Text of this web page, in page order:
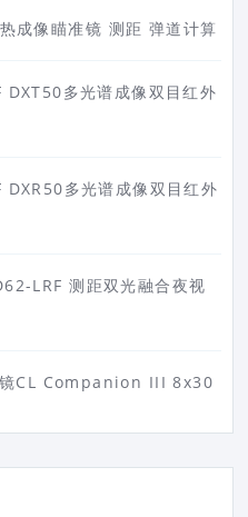
像瞄准镜 测距 弹道计算
多光谱成像双目红外
多光谱成像双目红外
LRF 测距双光融合夜视
镜CL Companion III 8x30